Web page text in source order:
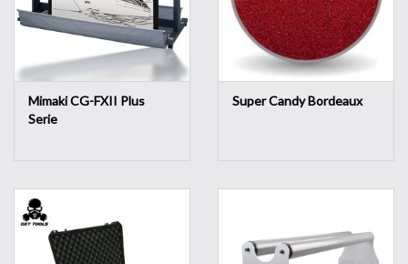
Mimaki CG-FXII Plus
Serie
Super Candy Bordeaux